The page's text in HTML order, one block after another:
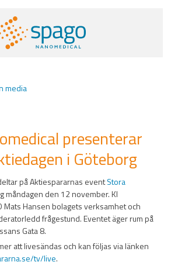
media
presenterar
i Göteborg
på Aktiespararnas eventStora
måndagen den 12 november. Kl
Mats Hansen bolagets verksamhet och
frågestund. Eventet äger rum på
Gata 8.
att livesändas och kan följas via länken
tv/live.